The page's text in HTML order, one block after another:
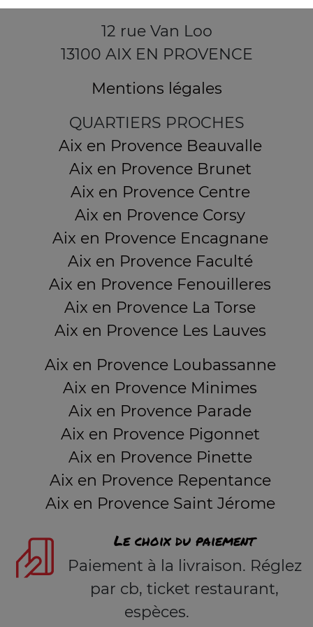
12 rue Van Loo
13100 AIX EN PROVENCE
Mentions légales
QUARTIERS PROCHES
Aix en Provence Beauvalle
Aix en Provence Brunet
Aix en Provence Centre
Aix en Provence Corsy
Aix en Provence Encagnane
Aix en Provence Faculté
Aix en Provence Fenouilleres
Aix en Provence La Torse
Aix en Provence Les Lauves
Aix en Provence Loubassanne
Aix en Provence Minimes
Aix en Provence Parade
Aix en Provence Pigonnet
Aix en Provence Pinette
Aix en Provence Repentance
Aix en Provence Saint Jérome
Le choix du paiement
Paiement à la livraison. Réglez
par cb, ticket restaurant,
espèces.